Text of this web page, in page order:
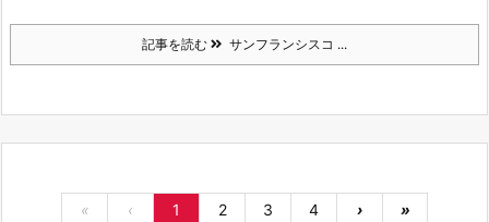
記事を読む サンフランシスコ ...
« ‹ 1 2 3 4 › »